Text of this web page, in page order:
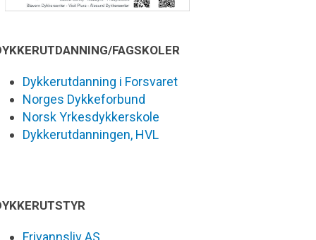
FAGSKOLER
Dykkerutdanning i Forsvaret
Norges Dykkeforbund
Norsk Yrkesdykkerskole
Dykkerutdanningen, HVL
Frivannsliv AS